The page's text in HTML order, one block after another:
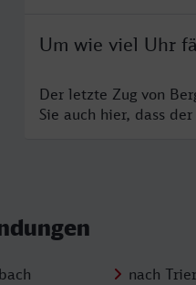
Um wie viel Uhr
Der letzte Zug von
Sie auch hier, dass
nach Trier